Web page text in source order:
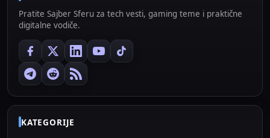
Pratite Sajber Sferu za tech vesti, gaming teme i praktične
digitalne vodiče.
KATEGORIJE